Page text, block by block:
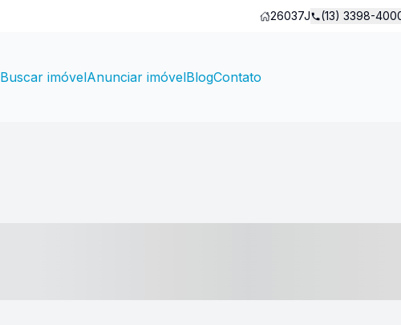
26037J (13) 3398-
Buscar imóvelAnunciar imóvelBlogContato